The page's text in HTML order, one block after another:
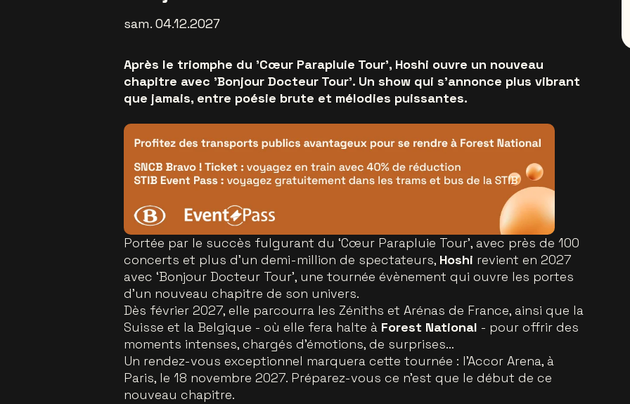
sam. 04.12.2027
Après le triomphe du 'Cœur Parapluie Tour', Hoshi ouvre un nouveau
chapitre avec 'Bonjour Docteur Tour'. Un show qui s’annonce plus vibrant
que jamais, entre poésie brute et mélodies puissantes.
Portée par le succès fulgurant du ‘Cœur Parapluie Tour’, avec près de 100
concerts et plus d’un demi-million de spectateurs, Hoshi revient en 2027
avec ‘Bonjour Docteur Tour’, une tournée évènement qui ouvre les portes
d’un nouveau chapitre de son univers.
Dès février 2027, elle parcourra les Zéniths et Arénas de France, ainsi que la
Suisse et la Belgique - où elle fera halte à Forest National - pour offrir des
moments intenses, chargés d’émotions, de surprises…
Un rendez-vous exceptionnel marquera cette tournée : l’Accor Arena, à
Paris, le 18 novembre 2027. Préparez-vous ce n'est que le début de ce
nouveau chapitre.